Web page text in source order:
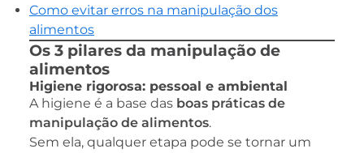
Como evitar erros na manipulação dos
alimentos
Os 3 pilares da manipulação de
alimentos
Higiene rigorosa: pessoal e ambiental
A higiene é a base das boas práticas de
manipulação de alimentos.
Sem ela, qualquer etapa pode se tornar um